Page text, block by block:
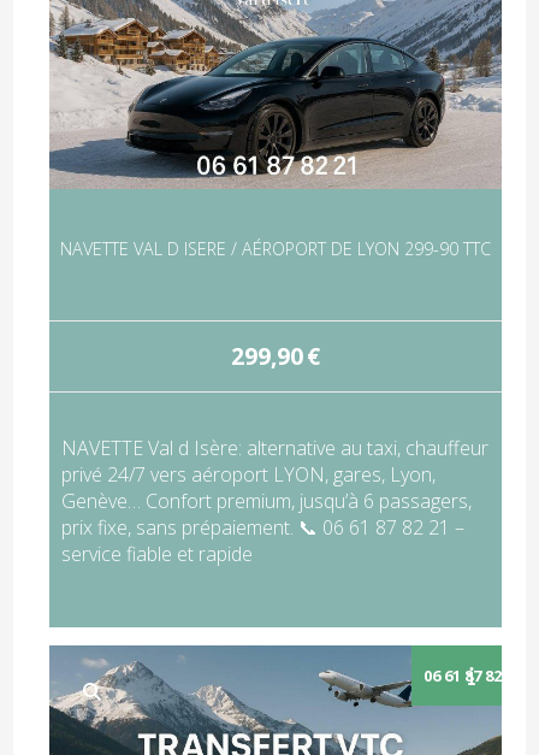
NAVETTE VAL D ISERE / AÉROPORT DE LYON 299-90 TTC
299,90€
NAVETTE Val d Isère: alternative au taxi, chauffeur
privé 24/7 vers aéroport LYON, gares, Lyon,
Genève… Confort premium, jusqu’à 6 passagers,
prix fixe, sans prépaiement. 📞 06 61 87 82 21 –
service fiable et rapide